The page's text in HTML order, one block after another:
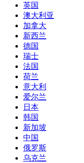
英国
澳大利亚
加拿大
新西兰
德国
瑞士
法国
荷兰
意大利
爱尔兰
日本
韩国
新加坡
中国
俄罗斯
乌克兰